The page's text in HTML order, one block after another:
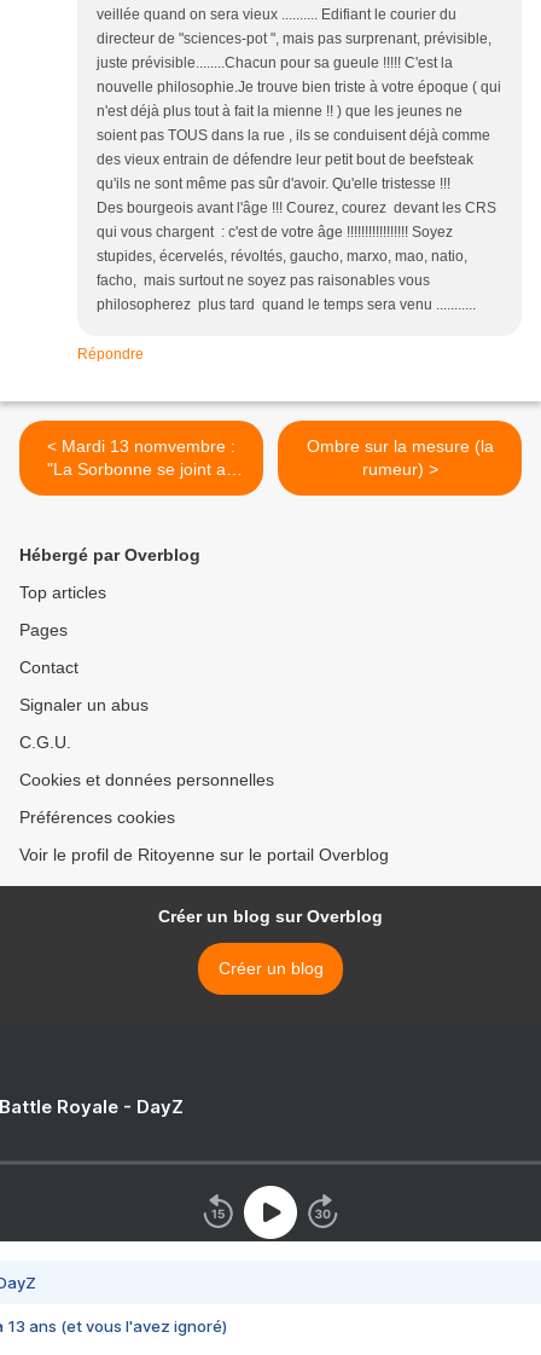
veillée quand on sera vieux .......... Edifiant le courier du
directeur de "sciences-pot ", mais pas surprenant, prévisible,
juste prévisible........Chacun pour sa gueule !!!!! C'est la
nouvelle philosophie.Je trouve bien triste à votre époque ( qui
n'est déjà plus tout à fait la mienne !! ) que les jeunes ne
soient pas TOUS dans la rue , ils se conduisent déjà comme
des vieux entrain de défendre leur petit bout de beefsteak
qu'ils ne sont même pas sûr d'avoir. Qu'elle tristesse !!!
Des bourgeois avant l'âge !!! Courez, courez devant les CRS
qui vous chargent : c'est de votre âge !!!!!!!!!!!!!!!!! Soyez
stupides, écervelés, révoltés, gaucho, marxo, mao, natio,
facho, mais surtout ne soyez pas raisonables vous
philosopherez plus tard quand le temps sera venu ...........
Répondre
< Mardi 13 nomvembre :
"La Sorbonne se joint au
mouvement." - Le Figaro (je
Ombre sur la mesure (la
rumeur) >
Hébergé par Overblog
Top articles
Pages
Contact
Signaler un abus
C.G.U.
Cookies et données personnelles
Préférences cookies
Voir le profil de Ritoyenne sur le portail Overblog
Créer un blog sur Overblog
Créer un blog
Royale - DayZ
13 ans (et vous l'avez ignoré)